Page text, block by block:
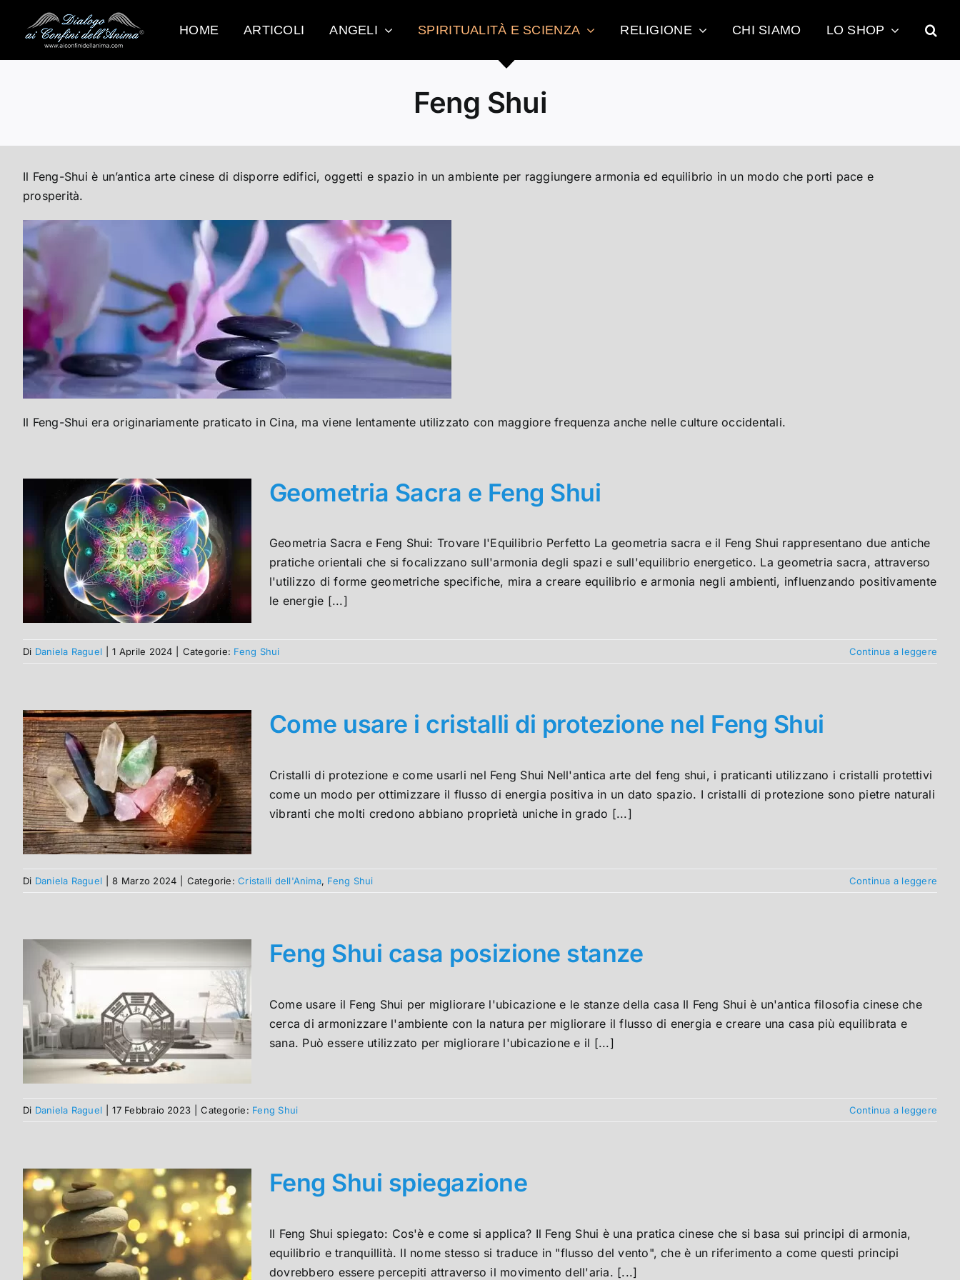
contenuto
HOME ARTICOLI ANGELI SPIRITUALITÀ E SCIENZA RELIGIONE CHI SIAMO LO SHOP
Feng Shui
Il Feng-Shui è un’antica arte cinese di disporre edifici, oggetti e spazio in un ambiente per raggiungere armonia ed equilibrio in un modo che porti pace e
prosperità.
Il Feng-Shui era originariamente praticato in Cina, ma viene lentamente utilizzato con maggiore frequenza anche nelle culture occidentali.
Geometria Sacra e Feng Shui
Geometria Sacra e Feng Shui: Trovare l'Equilibrio Perfetto La geometria sacra e il Feng Shui rappresentano due antiche
pratiche orientali che si focalizzano sull'armonia degli spazi e sull'equilibrio energetico. La geometria sacra, attraverso
l'utilizzo di forme geometriche specifiche, mira a creare equilibrio e armonia negli ambienti, influenzando positivamente
le energie [...]
Di Daniela Raguel 1 Aprile 2024 Categorie: Feng Shui Continua a leggere
Come usare i cristalli di protezione nel Feng Shui
Cristalli di protezione e come usarli nel Feng Shui Nell'antica arte del feng shui, i praticanti utilizzano i cristalli protettivi
come un modo per ottimizzare il flusso di energia positiva in un dato spazio. I cristalli di protezione sono pietre naturali
vibranti che molti credono abbiano proprietà uniche in grado [...]
Di Daniela Raguel 8 Marzo 2024 Categorie:Cristalli dell'Anima, Feng Shui Continua a leggere
Feng Shui casa posizione stanze
Come usare il Feng Shui per migliorare l'ubicazione e le stanze della casa Il Feng Shui è un'antica filosofia cinese che
cerca di armonizzare l'ambiente con la natura per migliorare il flusso di energia e creare una casa più equilibrata e
sana. Può essere utilizzato per migliorare l'ubicazione e il [...]
Di Daniela Raguel 17 Febbraio 2023 Categorie: Feng Shui Continua a leggere
Feng Shui spiegazione
Il Feng Shui spiegato: Cos'è e come si applica? Il Feng Shui è una pratica cinese che si basa sui principi di armonia,
equilibrio e tranquillità. Il nome stesso si traduce in "flusso del vento", che è un riferimento a come questi principi
dovrebbero essere percepiti attraverso il movimento dell'aria. [...]